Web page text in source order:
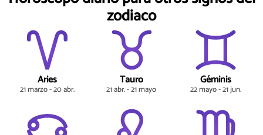
zodiaco
Aries
21 marzo - 20 abr.
Tauro
21 abr. - 21 mayo
Géminis
22 mayo - 21 jun.